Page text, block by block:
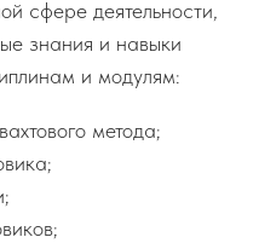
сфере деятельности,
знания и навыки
и модулям:
метода;